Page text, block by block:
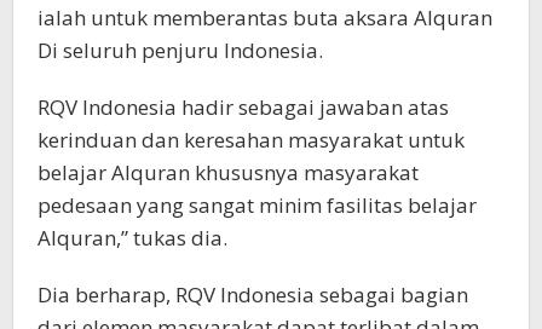
ialah untuk memberantas buta aksara Alquran
Di seluruh penjuru Indonesia.
RQV Indonesia hadir sebagai jawaban atas
kerinduan dan keresahan masyarakat untuk
belajar Alquran khususnya masyarakat
pedesaan yang sangat minim fasilitas belajar
Alquran,” tukas dia.
Dia berharap, RQV Indonesia sebagai bagian